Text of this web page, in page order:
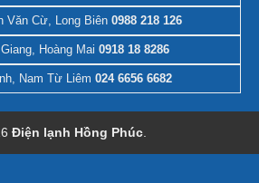
Văn Cừ, Long Biên0988 218 126
Hoàng Mai 0918 18 8286
Nam Từ Liêm 024 6656 6682
Điện lạnh Hồng Phúc.